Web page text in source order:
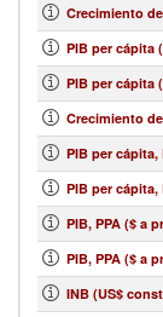
Crecimiento
PIB per cápita
PIB per cápita
Crecimiento
PIB per
PIB per
PIB, PPA ($ a
PIB, PPA ($ a
INB (US$